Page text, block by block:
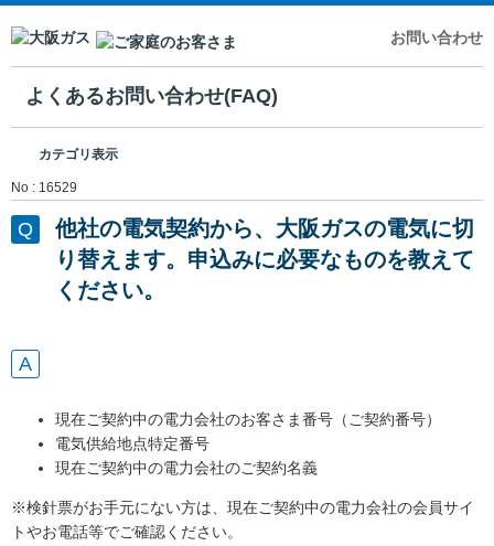
お問い合わせ
よくあるお問い合わせ(FAQ)
カテゴリ表示
No : 16529
他社の電気契約から、大阪ガスの電気に切
り替えます。申込みに必要なものを教えて
ください。
現在ご契約中の電力会社のお客さま番号（ご契約番号）
電気供給地点特定番号
現在ご契約中の電力会社のご契約名義
※検針票がお手元にない方は、現在ご契約中の電力会社の会員サイ
トやお電話等でご確認ください。